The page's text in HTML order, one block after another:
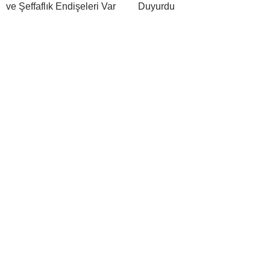
ve Şeffaflık Endişeleri Var
Duyurdu